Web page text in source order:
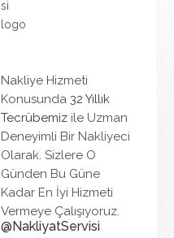
Nakliye Hizmeti
Konusunda32 Yıllık
Tecrübemiz ile Uzman
Deneyimli Bir Nakliyeci
Olarak. Sizlere O
Günden Bu Güne
Kadar En İyi Hizmeti
Vermeye Çalışıyoruz.
@NakliyatServisi